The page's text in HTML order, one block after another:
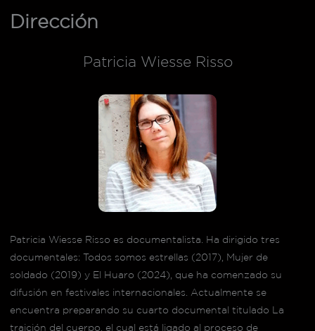
Dirección
Patricia Wiesse Risso
Patricia Wiesse Risso es documentalista. Ha dirigido tres
documentales: Todos somos estrellas (2017), Mujer de
soldado (2019) y El Huaro (2024), que ha comenzado su
difusión en festivales internacionales. Actualmente se
encuentra preparando su cuarto documental titulado La
traición del cuerpo, el cual está ligado al proceso de